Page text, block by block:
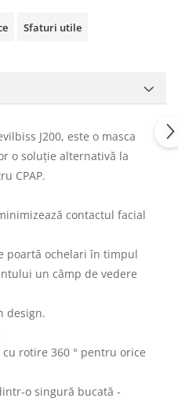
Sfaturi utile
J200, este o masca
o soluție alternativă la
CPAP.
contactul facial
poartă ochelari în timpul
un câmp de vedere
design.
rotire 360 ° pentru orice
o singură bucată -